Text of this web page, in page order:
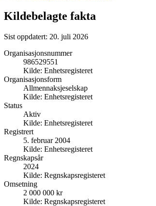
Kildebelagte fakta
Sist oppdatert: 20. juli 2026
Organisasjonsnummer
986529551
Kilde: Enhetsregisteret
Organisasjonsform
Allmennaksjeselskap
Kilde: Enhetsregisteret
Status
Aktiv
Kilde: Enhetsregisteret
Registrert
5. februar 2004
Kilde: Enhetsregisteret
Regnskapsår
2024
Kilde: Regnskapsregisteret
Omsetning
2 000 000 kr
Kilde: Regnskapsregisteret